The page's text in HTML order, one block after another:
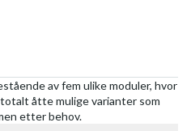
av fem ulike moduler, hvor
åtte mulige varianter som
etter behov.